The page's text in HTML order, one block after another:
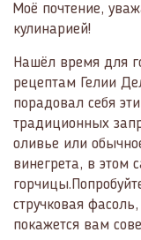
Моё почтение,
кулинарией!
Нашёл время для
рецептам Гелии
порадовал себя
традиционных
оливье или
винегрета, в этом
стручковая
покажется вам